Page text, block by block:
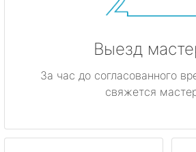
Выезд
За час до согласованного
свяжется